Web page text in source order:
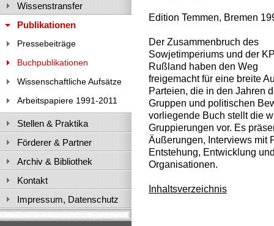
Edition Temmen, Bremen
Der Zusammenbruch des
Sowjetimperiums und der
Rußland haben den Weg
freigemacht für eine breite
Parteien, die in den Jahren
Gruppen und politischen
vorliegende Buch stellt die
Gruppierungen vor. Es
Äußerungen, Interviews mit
Entstehung, Entwicklung
Organisationen.
Inhaltsverzeichnis
Wissenstransfer
Publikationen
Pressebeiträge
Buchpublikationen
Wissenschaftliche Aufsätze
Arbeitspapiere 1991-2011
Stellen & Praktika
Förderer & Partner
Archiv & Bibliothek
Kontakt
Impressum, Datenschutz